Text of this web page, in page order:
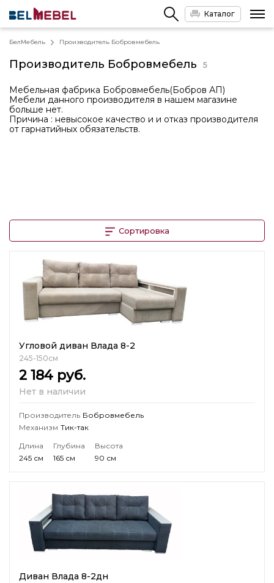
Каталог
БелМебель Производитель Бобровмебель
Производитель Бобровмебель 5
Мебельная фабрика Бобровмебель(Бобров АП)
Мебели данного производителя в нашем магазине
больше нет.
Причина : невысокое качество и и отказ производителя
от гарнатийных обязательств.
Сортировка
Угловой диван Влада 8-2
245-150см
2 184 руб.
Нет в наличии
Производитель Бобровмебель
Механизм Тик-так
Длина
245 см
Глубина
165 см
Высота
90 см
Диван Влада 8-2дн